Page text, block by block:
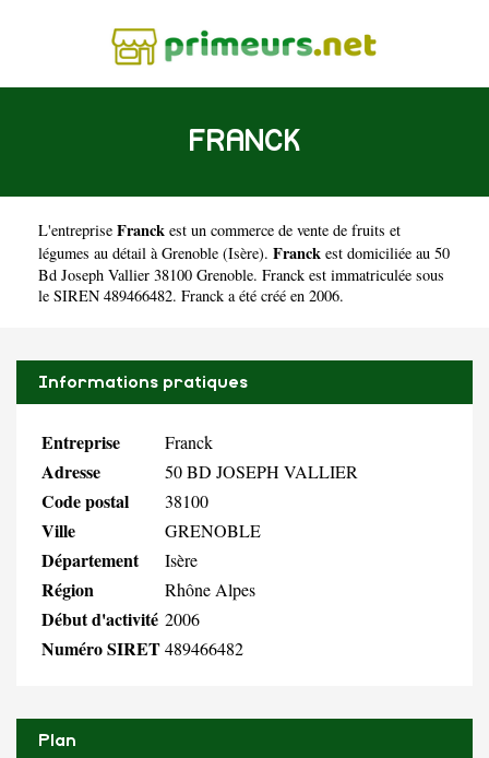
FRANCK
L'entreprise Franck est un commerce de vente de fruits et
légumes au détail à Grenoble (Isère). Franck est domiciliée au 50
Bd Joseph Vallier 38100 Grenoble. Franck est immatriculée sous
le SIREN 489466482. Franck a été créé en 2006.
Informations pratiques
Entreprise Franck
Adresse 50 BD JOSEPH VALLIER
Code postal 38100
Ville GRENOBLE
Département Isère
Région Rhône Alpes
Début d'activité 2006
Numéro SIRET489466482
Plan